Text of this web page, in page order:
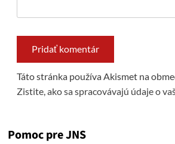
Táto stránka používa Akismet na
Zistite, ako sa spracovávajú údaje o
Pomoc pre JNS